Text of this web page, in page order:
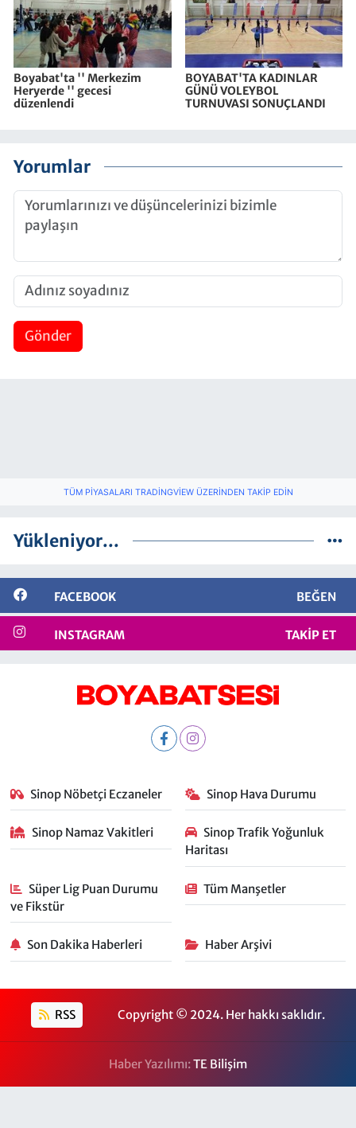
Boyabat'ta '' Merkezim
Heryerde '' gecesi
düzenlendi
BOYABAT'TA KADINLAR
GÜNÜ VOLEYBOL
TURNUVASI SONUÇLANDI
Yorumlar
Gönder
TÜM PIYASALARI TRADINGVIEW ÜZERINDEN TAKIP EDIN
Yükleniyor...
FACEBOOK BEĞEN
INSTAGRAM TAKIP ET
Sinop Nöbetçi Eczaneler Sinop Hava Durumu
Sinop Namaz Vakitleri
Sinop Trafik Yoğunluk
Haritası
Süper Lig Puan Durumu
ve Fikstür
Tüm Manşetler
Son Dakika Haberleri Haber Arşivi
RSS Copyright © 2024. Her hakkı saklıdır.
Haber Yazılımı:TE Bilişim